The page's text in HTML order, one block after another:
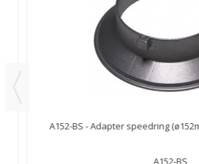
A152-BS - Adapter speedring
A152-BS